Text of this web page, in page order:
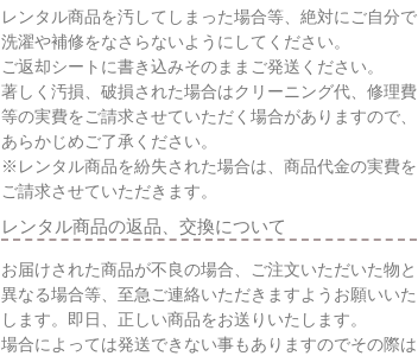
レンタル商品を汚してしまった場合等、絶対にご自分で
洗濯や補修をなさらないようにしてください。
ご返却シートに書き込みそのままご発送ください。
著しく汚損、破損された場合はクリーニング代、修理費
等の実費をご請求させていただく場合がありますので、
あらかじめご了承ください。
※レンタル商品を紛失された場合は、商品代金の実費を
ご請求させていただきます。
レンタル商品の返品、交換について
お届けされた商品が不良の場合、ご注文いただいた物と
異なる場合等、至急ご連絡いただきますようお願いいた
します。即日、正しい商品をお送りいたします。
場合によっては発送できない事もありますのでその際は